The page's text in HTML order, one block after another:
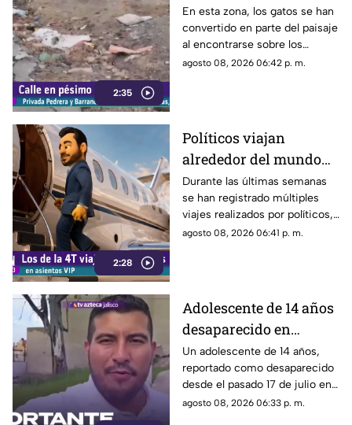
2:35
Privada Pedrera y
Barrancones
En esta zona, los gatos se han
convertido en parte del paisaje
al encontrarse sobre los
techos y las puertas de las
agosto 08, 2026 06:42 p. m.
2:28
Políticos viajan
alrededor del mundo
sin ninguna
preocupación
Durante las últimas semanas
se han registrado múltiples
viajes realizados por políticos,
sin que hasta el momento
elevado gasto que han
generado.
agosto 08, 2026 06:41 p. m.
Adolescente de 14 años
desaparecido en
Tlaquepaque es
trasladado a Jalisco
tras ser localizado en
Michoacán
Un adolescente de 14 años,
reportado como desaparecido
desde el pasado 17 de julio en
Tlaquepaque, fue localizado
agosto 08, 2026 06:33 p. m.